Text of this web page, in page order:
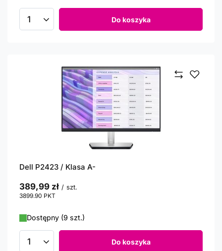
Ilość produktów Do koszyka
Dell P2423 / Klasa A-
389,99 zł / szt.
3899.90 PKT
Dostępny (9 szt.)
Ilość produktów Do koszyka